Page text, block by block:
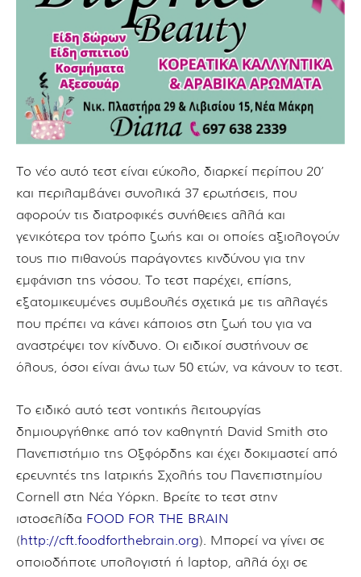
Το νέο αυτό τεστ είναι εύκολο, διαρκεί περίπου 20’
και περιλαμβάνει συνολικά 37 ερωτήσεις, που
αφορούν τις διατροφικές συνήθειες αλλά και
γενικότερα τον τρόπο ζωής και οι οποίες αξιολογούν
τους πιο πιθανούς παράγοντες κινδύνου για την
εμφάνιση της νόσου. Το τεστ παρέχει, επίσης,
εξατομικευμένες συμβουλές σχετικά με τις αλλαγές
που πρέπει να κάνει κάποιος στη ζωή του για να
αναστρέψει τον κίνδυνο. Οι ειδικοί συστήνουν σε
όλους, όσοι είναι άνω των 50 ετών, να κάνουν το τεστ.
Το ειδικό αυτό τεστ νοητικής λειτουργίας
δημιουργήθηκε από τον καθηγητή David Smith στο
Πανεπιστήμιο της Οξφόρδης και έχει δοκιμαστεί από
ερευνητές της Ιατρικής Σχολής του Πανεπιστημίου
Cornell στη Νέα Υόρκη. Βρείτε το τεστ στην
ιστοσελίδα FOOD FOR THE BRAIN
(http://cft.foodforthebrain.org). Μπορεί να γίνει σε
οποιοδήποτε υπολογιστή ή laptop, αλλά όχι σε